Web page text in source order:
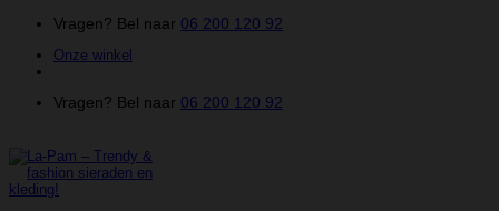
inhoud
Vragen? Bel naar 06 200 120 92
Onze winkel
Vragen? Bel naar 06 200 120 92